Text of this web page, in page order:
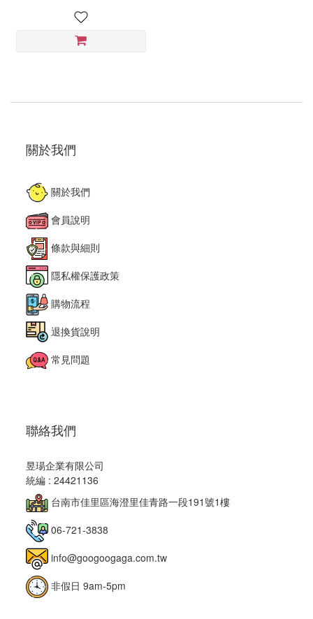
關於我們
關於我們
會員說明
條款與細則
隱私權保護政策
購物流程
退換貨說明
常見問題
聯絡我們
昱瑒企業有限公司
統編 : 24421136
台南市佳里區海澄里佳青路一段191號1樓
06-721-3838
info@googoogaga.com.tw
非假日 9am-5pm